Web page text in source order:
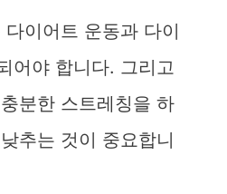
이어트 운동과 다이
어야 합니다. 그리고
분한 스트레칭을 하
추는 것이 중요합니